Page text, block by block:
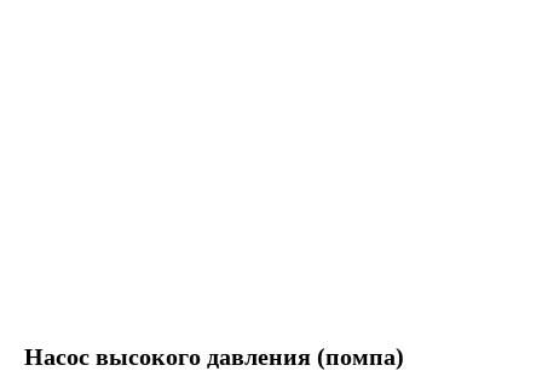
Насос высокого давления (помпа)